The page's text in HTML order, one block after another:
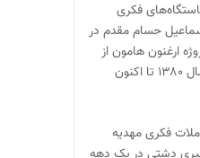
فکری
حسام مقدم در
ارغنون هامون از
تا اکنون
فکری مهدیه